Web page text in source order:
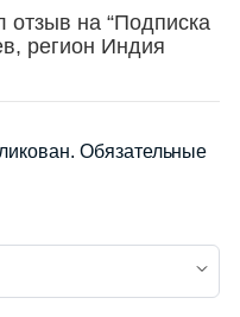
отзыв на “Подписка
регион Индия
Обязательные